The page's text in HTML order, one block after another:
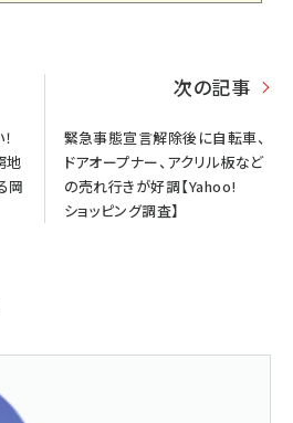
地
岡
次の記事
緊急事態宣言解除後に自転車、
ドアオープナー、アクリル板など
の売れ行きが好調【Yahoo!
ショッピング調査】